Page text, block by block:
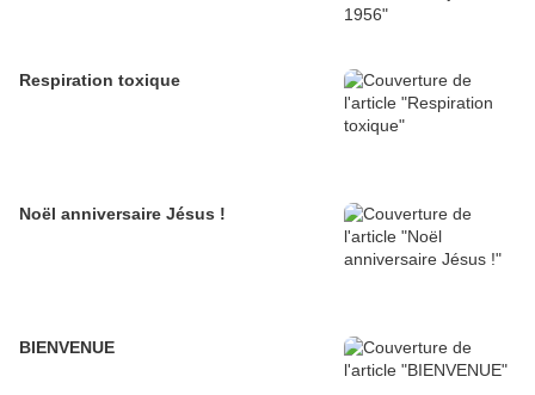
Respiration toxique
Noël anniversaire Jésus !
BIENVENUE